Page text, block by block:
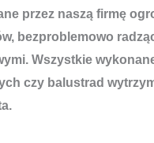
przez naszą firmę
bezproblemowo
Wszystkie
czy balustrad